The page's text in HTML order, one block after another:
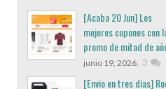
[Acaba 20 Jun] Los
mejores cupones con
promo de mitad de
junio 19, 2026, 3
[Envio en tres dias]